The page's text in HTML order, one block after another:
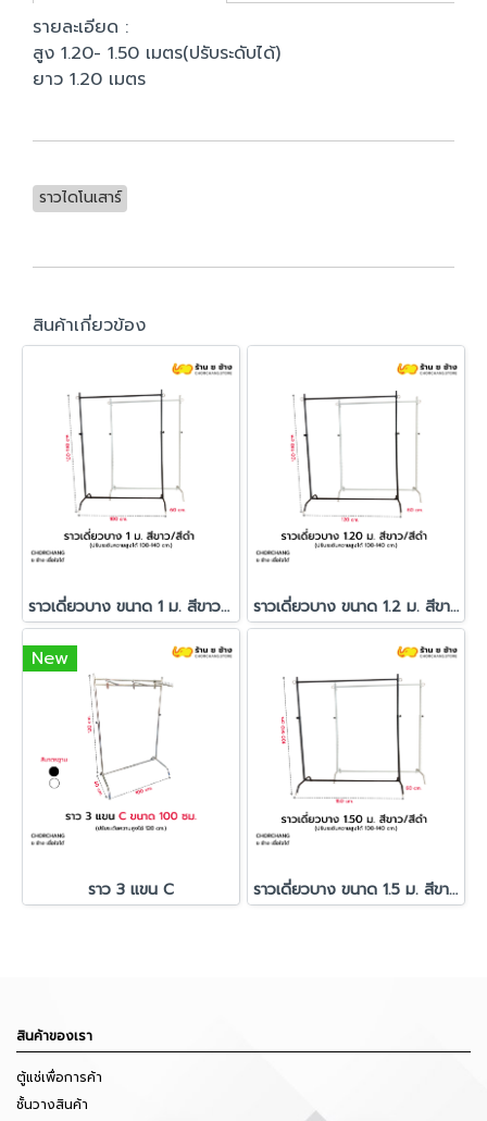
รายละเอียด :
สูง 1.20- 1.50 เมตร(ปรับระดับได้)
ยาว 1.20 เมตร
ราวไดโนเสาร์
สินค้าเกี่ยวข้อง
ราวเดี่ยวบาง ขนาด 1 ม. สีขาว/สีดำ ราวเดี่ยวบาง ขนาด 1.2 ม. สีขาว/สีดำ
New
ราว 3 แขน C ราวเดี่ยวบาง ขนาด 1.5 ม. สีขาว/สีดำ
สินค้าของเรา
ตู้แช่เพื่อการค้า
ชั้นวางสินค้า